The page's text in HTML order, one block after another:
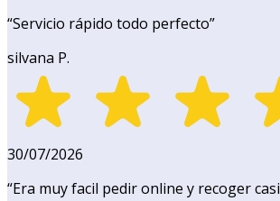
“Servicio rápido todo perfecto”
silvana P.
30/07/2026
“Era muy facil pedir online y recoger casi